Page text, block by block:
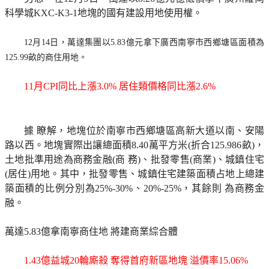
科學城KXC-K3-1地塊的國有建設用地使用權。
12月14日，萬達集團以5.83億元拿下廣西南寧市西鄉塘區面積為
125.99畝的商住用地。
11月CPI同比上漲3.0% 居住類價格同比漲2.6%
據 瞭解，地塊位於南寧市西鄉塘區高新大道以南、安陽
路以西。地塊實際出讓總面積8.40萬平方米(折合125.986畝)，
土地批準用途為商務金融(商 務)、批發零售(商業)、城鎮住宅
(居住)用地。其中，批發零售、城鎮住宅建築面積占地上總建
築面積的比例分別為25%-30%、20%-25%，其餘則 為商務金
融。
萬達5.83億拿南寧商住地 將建商業綜合體
1.43億益城20輪廝殺 奪得首府新區地塊 溢價率15.06%